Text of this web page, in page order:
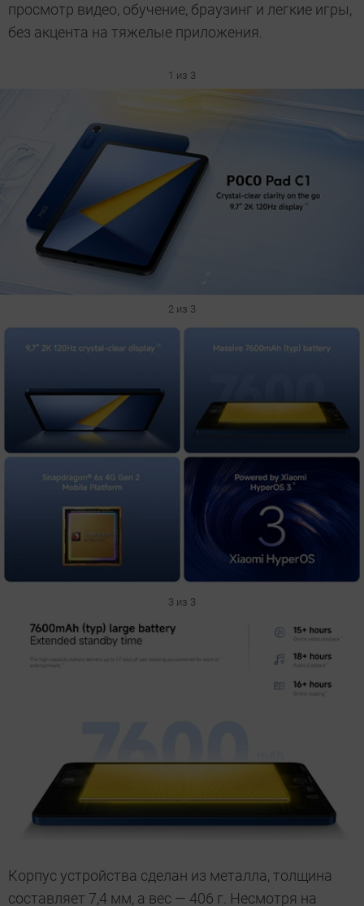
просмотр видео, обучение, браузинг и легкие игры,
без акцента на тяжелые приложения.
1 из 3
2 из 3
3 из 3
Корпус устройства сделан из металла, толщина
составляет 7,4 мм, а вес — 406 г. Несмотря на